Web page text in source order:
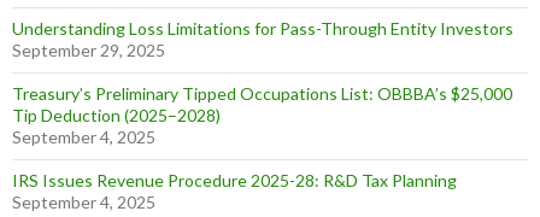
Understanding Loss Limitations for Pass-Through Entity Investors
September 29, 2025
Treasury’s Preliminary Tipped Occupations List: OBBBA’s $25,000
Tip Deduction (2025–2028)
September 4, 2025
IRS Issues Revenue Procedure 2025-28: R&D Tax Planning
September 4, 2025